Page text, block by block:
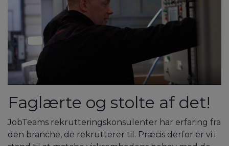
Faglærte og stolte af det!
JobTeams rekrutteringskonsulenter har erfaring fra
den branche, de rekrutterer til. Præcis derfor er vi i